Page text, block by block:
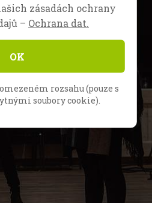
zásadách ochrany
– Ochrana dat.
OK
rozsahu (pouze s
soubory cookie).